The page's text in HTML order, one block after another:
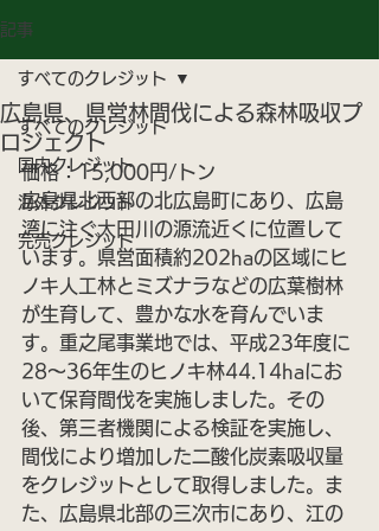
記事
すべてのクレジット
国内クレジット
海外クレジット
完売クレジット
すべてのクレジット
広島県、県営林間伐による森林吸収プ
ロジェクト
価格：15,000円/トン
広島県北西部の北広島町にあり、広島
湾に注ぐ太田川の源流近くに位置して
います。県営面積約202haの区域にヒ
ノキ人工林とミズナラなどの広葉樹林
が生育して、豊かな水を育んでいま
す。重之尾事業地では、平成23年度に
28～36年生のヒノキ林44.14haにお
いて保育間伐を実施しました。その
後、第三者機関による検証を実施し、
間伐により増加した二酸化炭素吸収量
をクレジットとして取得しました。ま
た、広島県北部の三次市にあり、江の